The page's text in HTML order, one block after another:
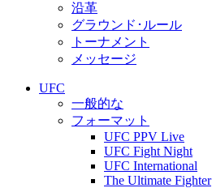
沿革
グラウンド･ルール
トーナメント
メッセージ
UFC
一般的な
フォーマット
UFC PPV Live
UFC Fight Night
UFC International
The Ultimate Fighter